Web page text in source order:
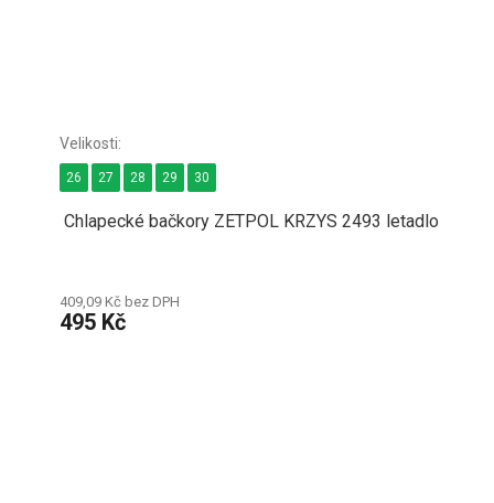
Chlapecké bačkory ZETPOL KRZYS 2493 letadlo
409,09 Kč bez DPH
495 Kč
26 27 28 29 30